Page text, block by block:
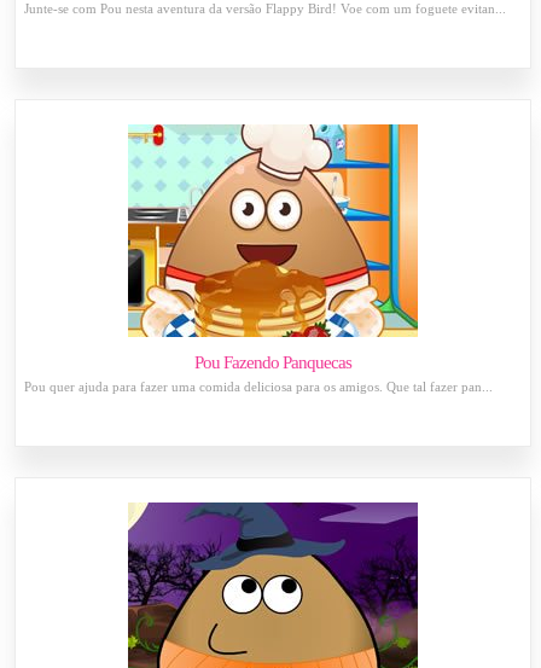
Junte-se com Pou nesta aventura da versão Flappy Bird! Voe com um foguete evitan...
Pou Fazendo Panquecas
Pou quer ajuda para fazer uma comida deliciosa para os amigos. Que tal fazer pan...